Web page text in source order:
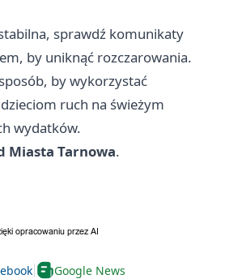
sprawdź komunikaty
by uniknąć rozczarowania.
by wykorzystać
ruch na świeżym
wydatków.
Miasta Tarnowa.
Google News